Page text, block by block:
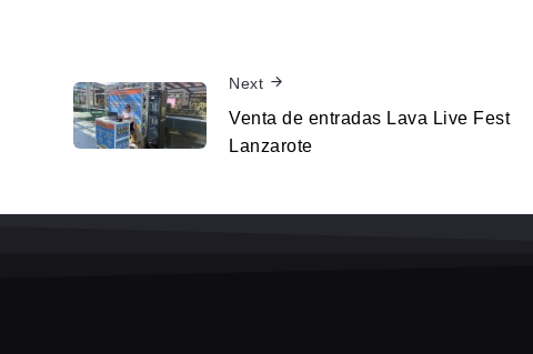
Next
Venta de entradas Lava Live Fest
Lanzarote